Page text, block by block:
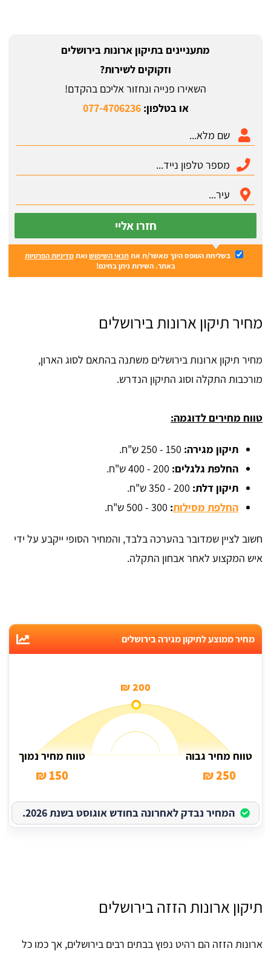
מתעניינים בתיקון ארונות בירושלים
וזקוקים לשירות?
השאירו פנייה ונחזור אליכם בהקדם!
או בטלפון:077-4706236
חזרו אליי
בשליחת הטופס הינך מאשר/ת אתתנאי השימושואתמדיניות הפרטיות
באתר. השירות ניתן בחינם!
מחיר תיקון ארונות בירושלים
מחיר תיקון ארונות בירושלים משתנה בהתאם לסוג הארון,
מורכבות התקלה וסוג התיקון הנדרש.
טווח מחירים לדוגמה:
תיקון מגירה: 150 - 250 ש"ח.
החלפת גלגלים: 200 - 400 ש"ח.
תיקון דלת:
החלפת מסילות:
חשוב לציין שמדובר בהערכה בלבד, והמחיר הסופי ייקבע על ידי
איש המקצוע לאחר אבחון התקלה.
מחיר ממוצע לתיקון מגירה בירושלים
200 ₪
טווח מחיר גבוה
250 ₪
טווח מחיר נמוך
150 ₪
המחיר נבדק לאחרונה בחודש אוגוסט בשנת 2026.
תיקון ארונות הזזה בירושלים
ארונות הזזה הם רהיט נפוץ בבתים רבים בירושלים, אך כמו כל